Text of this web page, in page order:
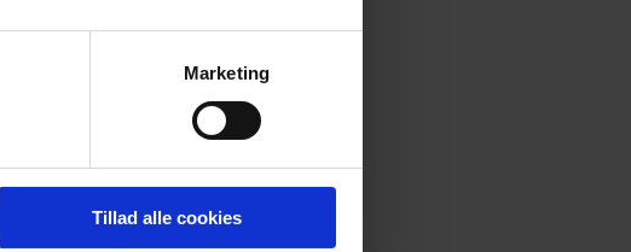
Marketing
Tillad alle cookies